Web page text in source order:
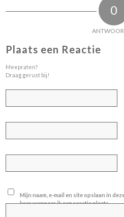
0
Plaats een Reactie
Meepraten?
Draag gerust bij!
Mijn naam, e-mail en site opslaan in
keer wanneer ik een reactie plaats.